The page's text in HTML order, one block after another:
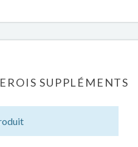
SUPPLÉMENTS